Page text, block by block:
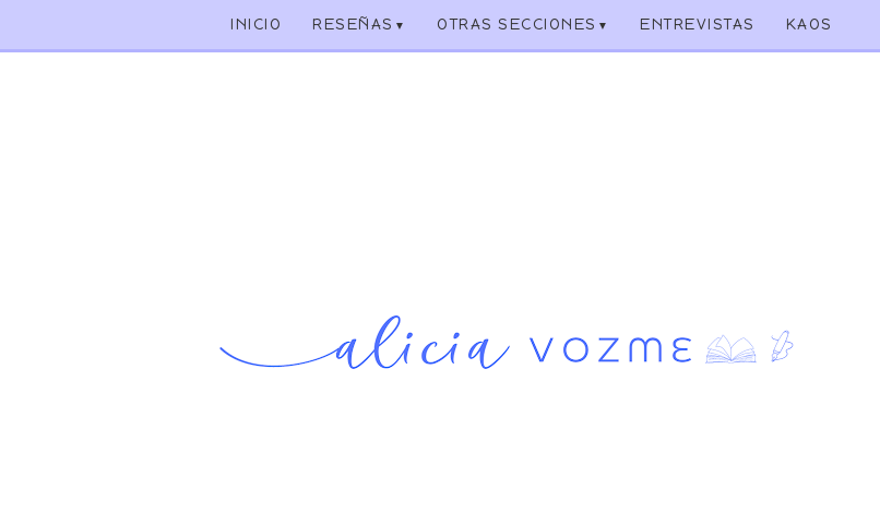
INICIO RESEÑAS ▼ OTRAS SECCIONES ▼ ENTREVISTAS KAOS